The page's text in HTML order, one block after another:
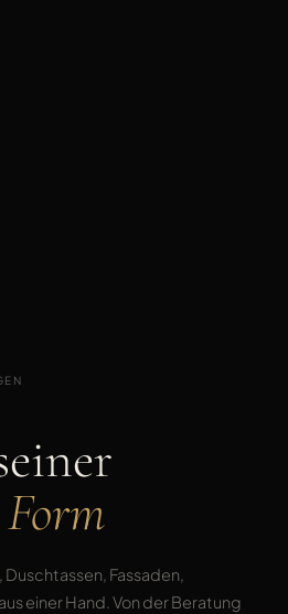
Fassaden,
einer Hand. Von der Beratung